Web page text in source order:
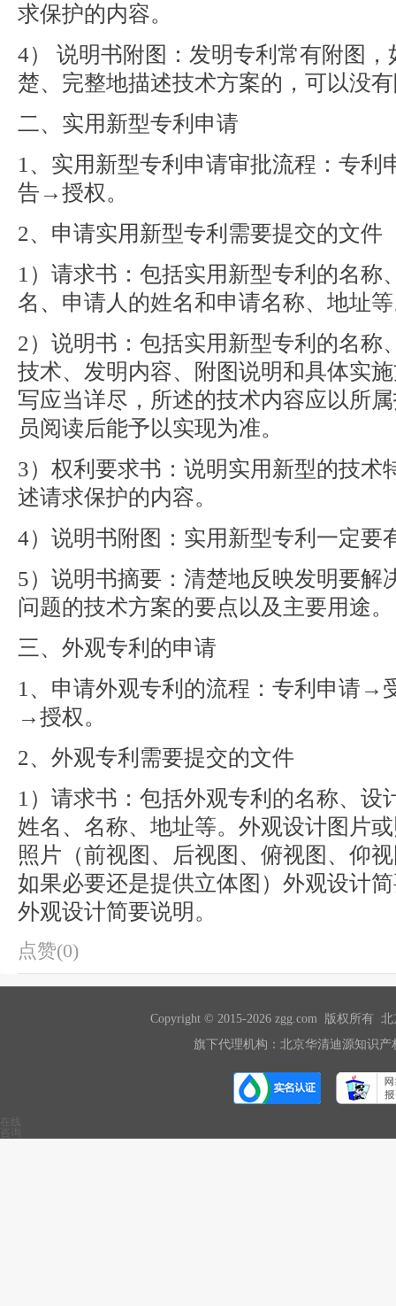
求保护的内容。
4） 说明书附图：发明专利常有附图
楚、完整地描述技术方案的，可以没
二、实用新型专利申请
1、实用新型专利申请审批流程：专
告→授权。
2、申请实用新型专利需要提交的文件
1）请求书：包括实用新型专利的名称
名、申请人的姓名和申请名称、地址
2）说明书：包括实用新型专利的名称
技术、发明内容、附图说明和具体实
写应当详尽，所述的技术内容应以所
员阅读后能予以实现为准。
3）权利要求书：说明实用新型的技术
述请求保护的内容。
4）说明书附图：实用新型专利一定要
5）说明书摘要：清楚地反映发明要解
问题的技术方案的要点以及主要用途。
三、外观专利的申请
1、申请外观专利的流程：专利申请
→授权。
2、外观专利需要提交的文件
1）请求书：包括外观专利的名称、设
姓名、名称、地址等。外观设计图片
照片（前视图、后视图、俯视图、仰
如果必要还是提供立体图）外观设计
外观设计简要说明。
点赞(0)
Copyright © 2015-2026 zgg.com 版权所有
旗下代理机构：北京华清迪源知识
咨询